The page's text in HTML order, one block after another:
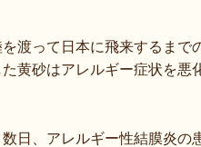
渡って日本に飛来するまで
黄砂はアレルギー症状を悪
日、アレルギー性結膜炎の